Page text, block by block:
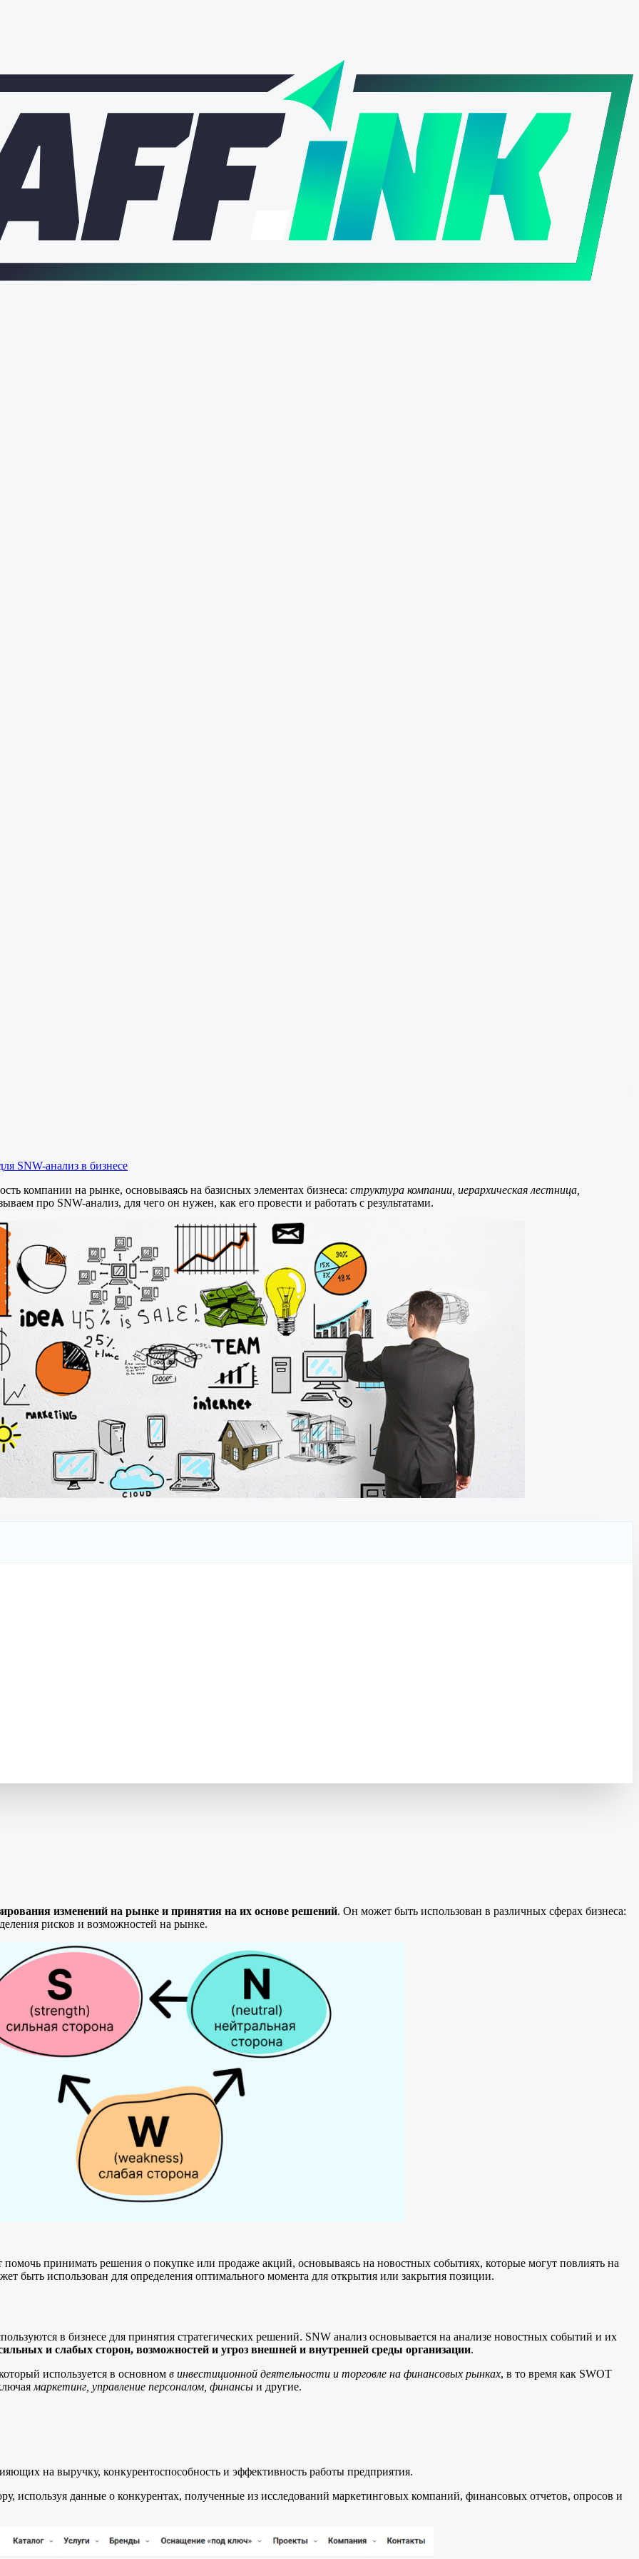
SNW-анализ в бизнесе
компании на рынке, основываясь на базисных элементах бизнеса: структура компании, иерархическая лестница,
про SNW-анализ, для чего он нужен, как его провести и работать с результатами.
изменений на рынке и принятия на их основе решений. Он может быть использован в различных сферах бизнеса:
рисков и возможностей на рынке.
принимать решения о покупке или продаже акций, основываясь на новостных событиях, которые могут повлиять на
быть использован для определения оптимального момента для открытия или закрытия позиции.
в бизнесе для принятия стратегических решений. SNW анализ основывается на анализе новостных событий и их
и слабых сторон, возможностей и угроз внешней и внутренней среды организации.
используется в основном в инвестиционной деятельности и торговле на финансовых рынках, в то время как SWOT
маркетинг, управление персоналом, финансы и другие.
на выручку, конкурентоспособность и эффективность работы предприятия.
используя данные о конкурентах, полученные из исследований маркетинговых компаний, финансовых отчетов, опросов и